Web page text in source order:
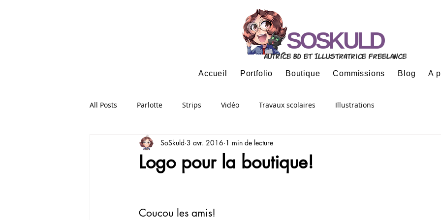
SOSKULD
Autrice BD et Illustratrice freelance
Accueil Portfolio Boutique Commissions Blog A
All Posts Parlotte Strips Vidéo Travaux scolaires Illustrations
Logo pour la boutique!
SoSkuld 3 avr. 2016 1 min de lecture
Coucou les amis!